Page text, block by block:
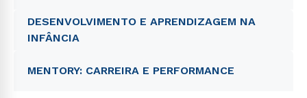
DESENVOLVIMENTO E APRENDIZAGEM NA
INFÂNCIA
MENTORY: CARREIRA E PERFORMANCE